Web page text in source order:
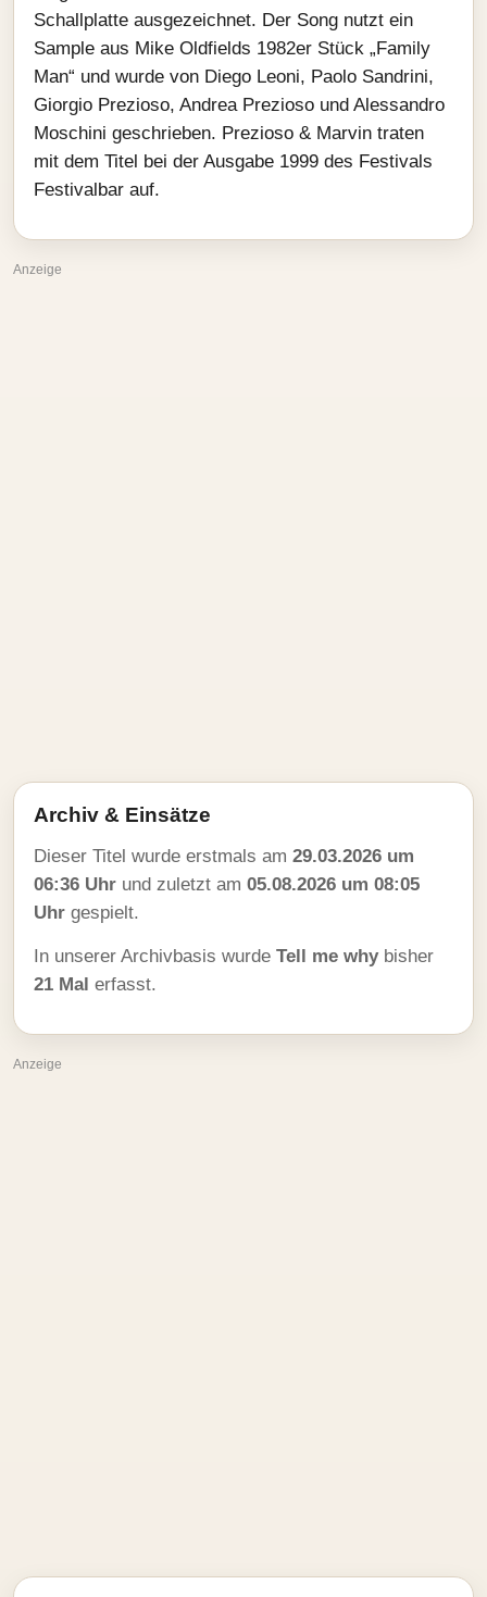
Schallplatte ausgezeichnet. Der Song nutzt ein
Sample aus Mike Oldfields 1982er Stück „Family
Man“ und wurde von Diego Leoni, Paolo Sandrini,
Giorgio Prezioso, Andrea Prezioso und Alessandro
Moschini geschrieben. Prezioso & Marvin traten
mit dem Titel bei der Ausgabe 1999 des Festivals
Festivalbar auf.
Anzeige
Archiv & Einsätze
Dieser Titel wurde erstmals am 29.03.2026 um
06:36 Uhr und zuletzt am 05.08.2026 um 08:05
Uhr gespielt.
In unserer Archivbasis wurde Tell me whybisher
21 Mal erfasst.
Anzeige